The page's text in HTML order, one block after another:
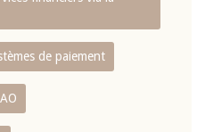
de paiement